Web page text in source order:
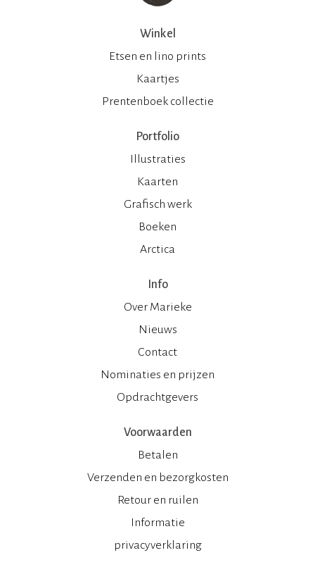
Winkel
Etsen en lino prints
Kaartjes
Prentenboek collectie
Portfolio
Illustraties
Kaarten
Grafisch werk
Boeken
Arctica
Info
Over Marieke
Nieuws
Contact
Nominaties en prijzen
Opdrachtgevers
Voorwaarden
Betalen
Verzenden en bezorgkosten
Retour en ruilen
Informatie
privacyverklaring